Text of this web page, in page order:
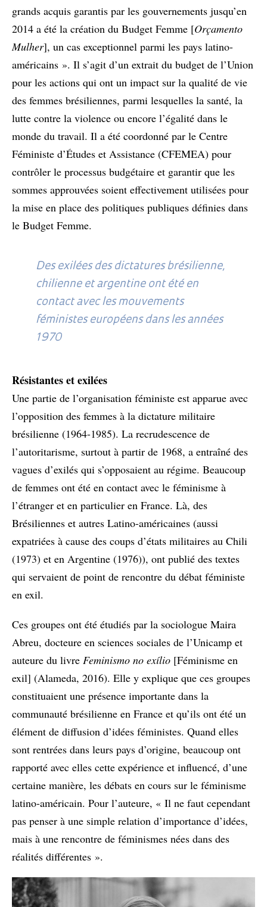
grands acquis garantis par les gouvernements jusqu’en
2014 a été la création du Budget Femme [Orçamento
Mulher], un cas exceptionnel parmi les pays latino-
américains ». Il s’agit d’un extrait du budget de l’Union
pour les actions qui ont un impact sur la qualité de vie
des femmes brésiliennes, parmi lesquelles la santé, la
lutte contre la violence ou encore l’égalité dans le
monde du travail. Il a été coordonné par le Centre
Féministe d’Études et Assistance (CFEMEA) pour
contrôler le processus budgétaire et garantir que les
sommes approuvées soient effectivement utilisées pour
la mise en place des politiques publiques définies dans
le Budget Femme.
Des exilées des dictatures brésilienne,
chilienne et argentine ont été en
contact avec les mouvements
féministes européens dans les années
1970
Résistantes et exilées
Une partie de l’organisation féministe est apparue avec
l’opposition des femmes à la dictature militaire
brésilienne (1964-1985). La recrudescence de
l’autoritarisme, surtout à partir de 1968, a entraîné des
vagues d’exilés qui s’opposaient au régime. Beaucoup
de femmes ont été en contact avec le féminisme à
l’étranger et en particulier en France. Là, des
Brésiliennes et autres Latino-américaines (aussi
expatriées à cause des coups d’états militaires au Chili
(1973) et en Argentine (1976)), ont publié des textes
qui servaient de point de rencontre du débat féministe
en exil.
Ces groupes ont été étudiés par la sociologue Maira
Abreu, docteure en sciences sociales de l’Unicamp et
auteure du livre Feminismo no exílio [Féminisme en
exil] (Alameda, 2016). Elle y explique que ces groupes
constituaient une présence importante dans la
communauté brésilienne en France et qu’ils ont été un
élément de diffusion d’idées féministes. Quand elles
sont rentrées dans leurs pays d’origine, beaucoup ont
rapporté avec elles cette expérience et influencé, d’une
certaine manière, les débats en cours sur le féminisme
latino-américain. Pour l’auteure, « Il ne faut cependant
pas penser à une simple relation d’importance d’idées,
mais à une rencontre de féminismes nées dans des
réalités différentes ».